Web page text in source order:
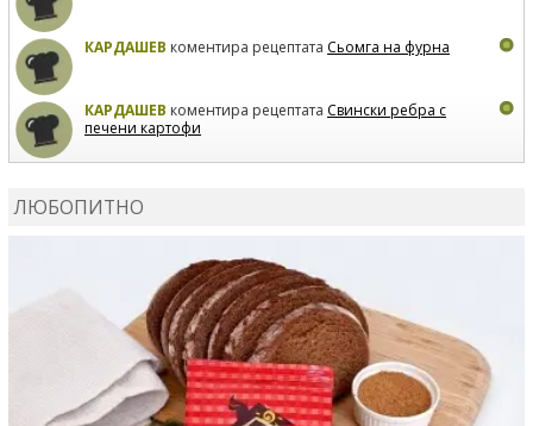
КАРДАШЕВ коментира рецептата Сьомга на фурна
КАРДАШЕВ коментира рецептата Свински ребра с
печени картофи
ЛЮБОПИТНО